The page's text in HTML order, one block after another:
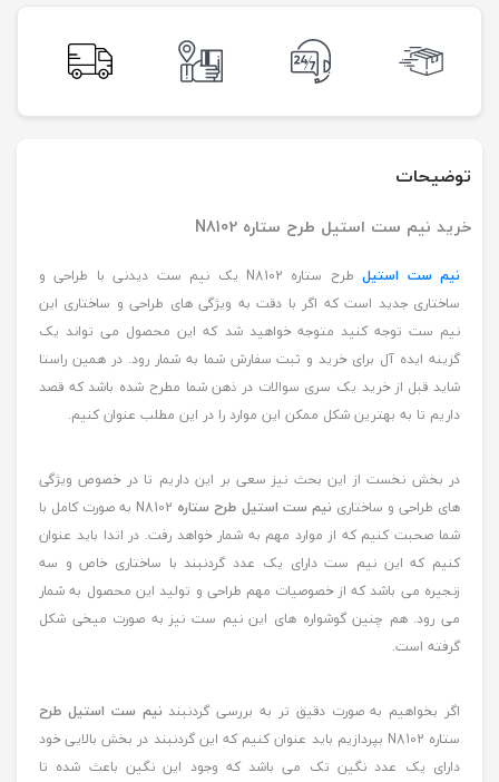
توضیحات
خرید نیم ست استیل طرح ستاره N8102
نیم ست استیل
طرح ستاره N8102 یک نیم ست دیدنی با طراحی و
ساختاری جدید است که اگر با دقت به ویژگی های طراحی و ساختاری این
نیم ست توجه کنید متوجه خواهید شد که این محصول می تواند یک
گزینه ایده آل برای خرید و ثبت سفارش شما به شمار رود. در همین راستا
شاید قبل از خرید یک سری سوالات در ذهن شما مطرح شده باشد که قصد
داریم تا به بهترین شکل ممکن این موارد را در این مطلب عنوان کنیم.
در بخش نخست از این بحث نیز سعی بر این داریم تا در خصوص ویژگی
های طراحی و ساختارینیم ست استیل طرح ستاره
N8102 به صورت کامل با
شما صحبت کنیم که از موارد مهم به شمار خواهد رفت. در اتدا باید عنوان
کنیم که این نیم ست دارای یک عدد گردنبند با ساختاری خاص و سه
زنجیره می باشد که از خصوصیات مهم طراحی و تولید این محصول به شمار
می رود. هم چنین گوشواره های این نیم ست نیز به صورت میخی شکل
گرفته است.
اگر بخواهیم به صورت دقیق تر به بررسی گردنبندنیم ست استیل طرح
ستاره N8102 بپردازیم باید عنوان کنیم که این گردنبند در بخش بالایی خود
دارای یک عدد نگین تک می باشد که وجود این نگین باعث شده تا